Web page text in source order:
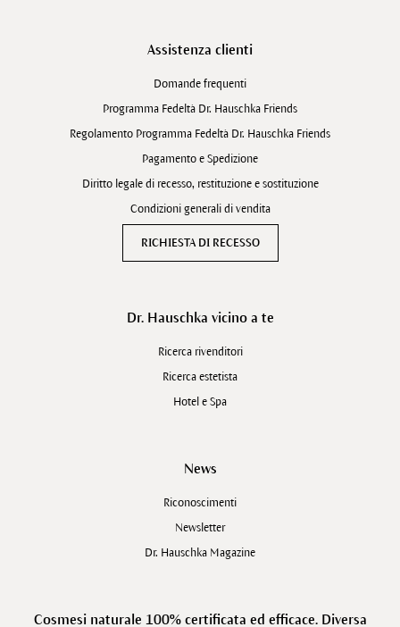
Assistenza clienti
Domande frequenti
Programma Fedeltà Dr. Hauschka Friends
Regolamento Programma Fedeltà Dr. Hauschka Friends
Pagamento e Spedizione
Diritto legale di recesso, restituzione e sostituzione
Condizioni generali di vendita
RICHIESTA DI RECESSO
Dr. Hauschka vicino a te
Ricerca rivenditori
Ricerca estetista
Hotel e Spa
News
Riconoscimenti
Newsletter
Dr. Hauschka Magazine
Cosmesi naturale 100% certificata ed efficace. Diversa